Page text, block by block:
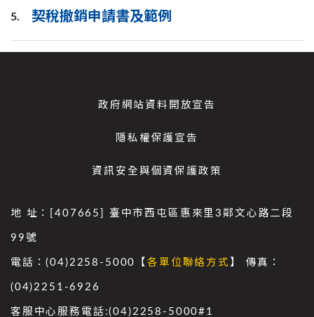
5. 契稅撤銷申請書及範例
政府網站資料開放宣告
隱私權保護宣告
資訊安全與個資保護政策
地 址：[407665] 臺中市西屯區惠來里3鄰文心路二段
99號
電話：(04)2258-5000【各單位聯絡方式 】 傳真：
(04)2251-6926
客服中心服務電話:(04)2258-5000#1